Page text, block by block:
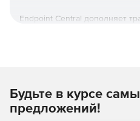
Endpoint Central дополняет
образов и развертывание
позволяет управлять
отслеживать статистику
Будьте в курсе
предложений!